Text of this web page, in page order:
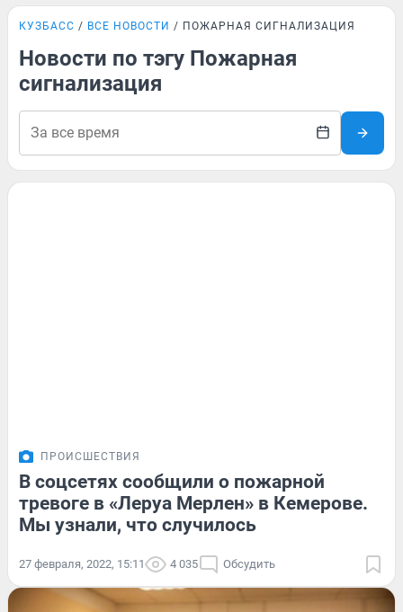
КУЗБАСС ВСЕ НОВОСТИ ПОЖАРНАЯ СИГНАЛИЗАЦИЯ
Новости по тэгу Пожарная
сигнализация
ПРОИСШЕСТВИЯ
В соцсетях сообщили о пожарной
тревоге в «Леруа Мерлен» в Кемерове.
Мы узнали, что случилось
27 февраля, 2022, 15:11 4 035 Обсудить